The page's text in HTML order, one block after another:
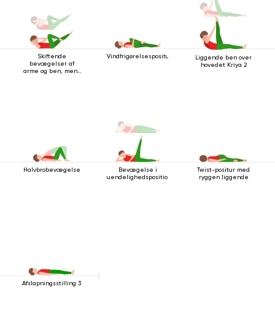
Skiftende
bevægelser af
arme og ben, mens
Vindfrigørelsespositur
Liggende ben over
hovedet Kriya 2
Halvbrobevægelse
Bevægelse i
uendelighedsposition
Twist-positur med
ryggen liggende
Afslapningsstilling 3